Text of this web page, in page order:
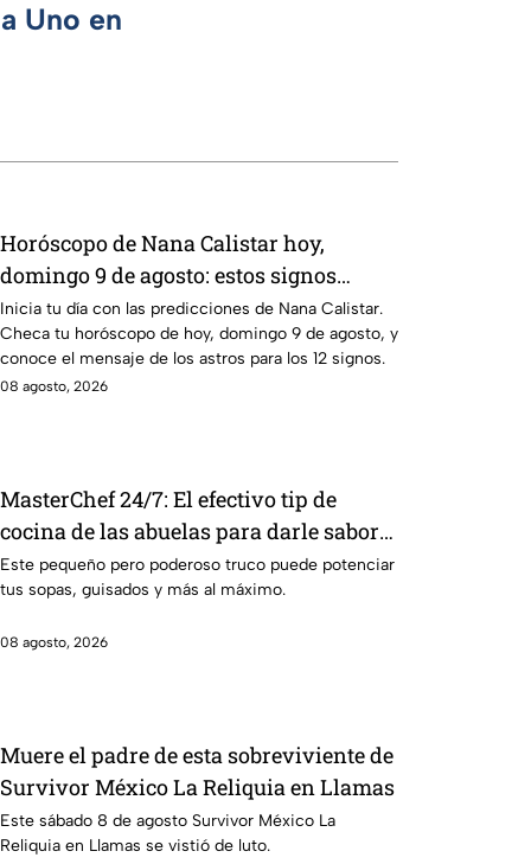
Uno en
Horóscopo de Nana Calistar hoy,
domingo 9 de agosto: estos signos
tendrán ingresos extra
Inicia tu día con las predicciones de Nana Calistar.
Checa tu horóscopo de hoy, domingo 9 de agosto, y
conoce el mensaje de los astros para los 12 signos.
08 agosto, 2026
MasterChef 24/7: El efectivo tip de
cocina de las abuelas para darle sabor
extra al caldillo
Este pequeño pero poderoso truco puede potenciar
tus sopas, guisados y más al máximo.
08 agosto, 2026
Muere el padre de esta sobreviviente de
Survivor México La Reliquia en Llamas
Este sábado 8 de agosto Survivor México La
Reliquia en Llamas se vistió de luto.